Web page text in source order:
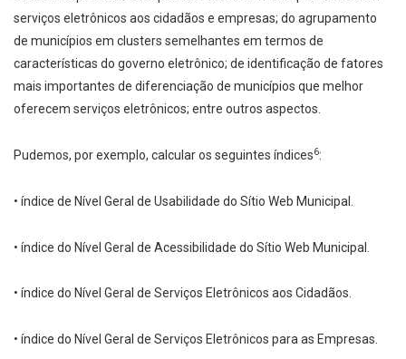
serviços eletrônicos aos cidadãos e empresas; do agrupamento
de municípios em clusters semelhantes em termos de
características do governo eletrônico; de identificação de fatores
mais importantes de diferenciação de municípios que melhor
oferecem serviços eletrônicos; entre outros aspectos.
Pudemos, por exemplo, calcular os seguintes índices6:
• índice de Nível Geral de Usabilidade do Sítio Web Municipal.
• índice do Nível Geral de Acessibilidade do Sítio Web Municipal.
• índice do Nível Geral de Serviços Eletrônicos aos Cidadãos.
• índice do Nível Geral de Serviços Eletrônicos para as Empresas.